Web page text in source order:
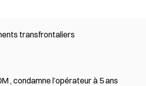
transfrontaliers
, condamne l’opérateur à 5 ans